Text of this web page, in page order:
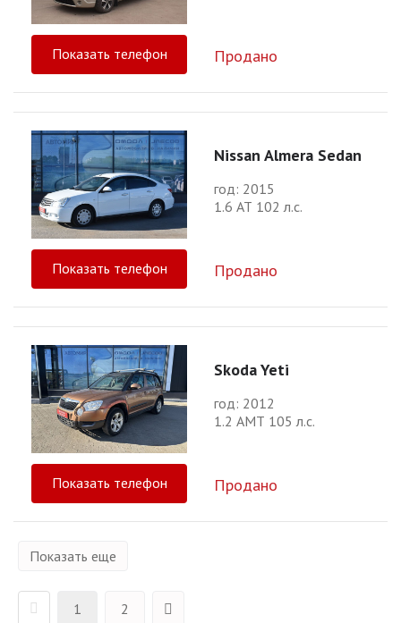
Показать телефон Продано
Nissan Almera Sedan
год: 2015
1.6 АТ 102 л.с.
Показать телефон Продано
Skoda Yeti
год: 2012
1.2 АМТ 105 л.с.
Показать телефон Продано
Показать еще
1 2